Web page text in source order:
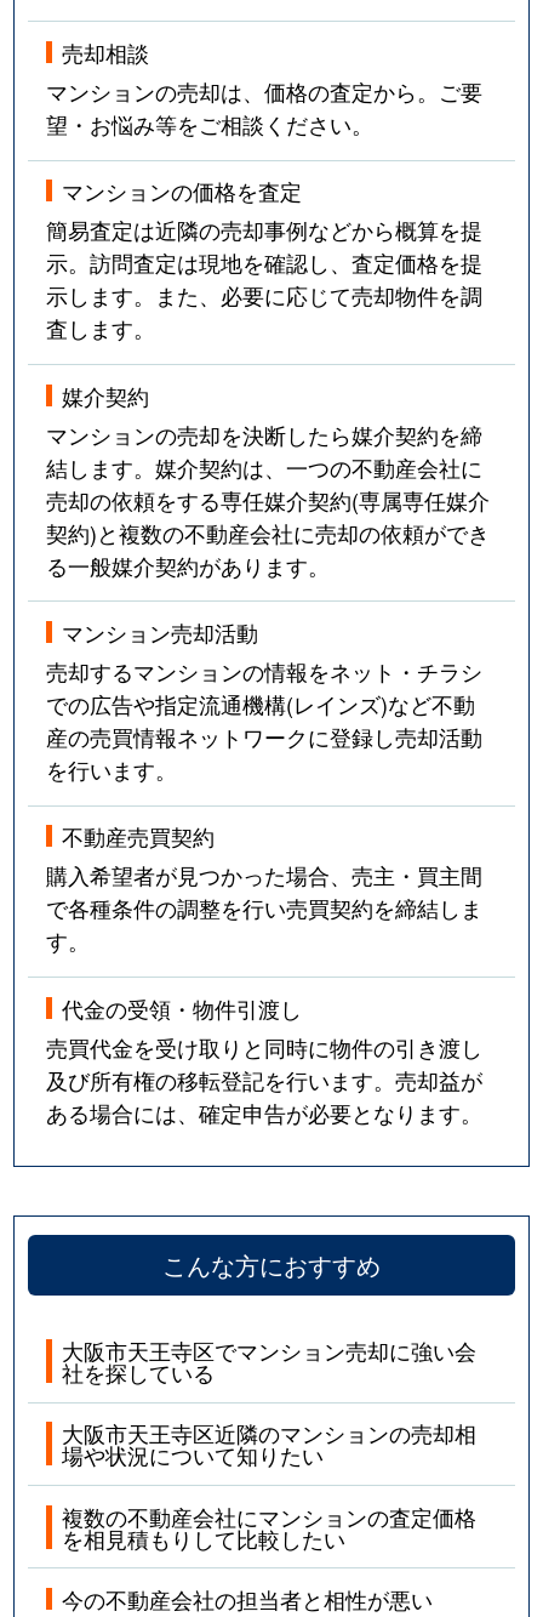
夕陽丘町 5,700万円 四天王寺前夕陽ケ丘
夕陽丘町
3,200万円 四天王寺前夕陽ケ丘
夕陽丘町
3,200万円 四天王寺前夕陽ケ丘
売却相談
マンションの売却は、価格の査定から。ご要
望・お悩み等をご相談ください。
マンションの価格を査定
簡易査定は近隣の売却事例などから概算を提
示。訪問査定は現地を確認し、査定価格を提
示します。また、必要に応じて売却物件を調
査します。
媒介契約
マンションの売却を決断したら媒介契約を締
結します。媒介契約は、一つの不動産会社に
売却の依頼をする専任媒介契約(専属専任媒介
契約)と複数の不動産会社に売却の依頼ができ
る一般媒介契約があります。
マンション売却活動
売却するマンションの情報をネット・チラシ
での広告や指定流通機構(レインズ)など不動
産の売買情報ネットワークに登録し売却活動
を行います。
不動産売買契約
購入希望者が見つかった場合、売主・買主間
で各種条件の調整を行い売買契約を締結しま
す。
代金の受領・物件引渡し
売買代金を受け取りと同時に物件の引き渡し
及び所有権の移転登記を行います。売却益が
ある場合には、確定申告が必要となります。
こんな方におすすめ
大阪市天王寺区でマンション売却に強い会
社を探している
大阪市天王寺区近隣のマンションの売却相
場や状況について知りたい
複数の不動産会社にマンションの査定価格
を相見積もりして比較したい
今の不動産会社の担当者と相性が悪い